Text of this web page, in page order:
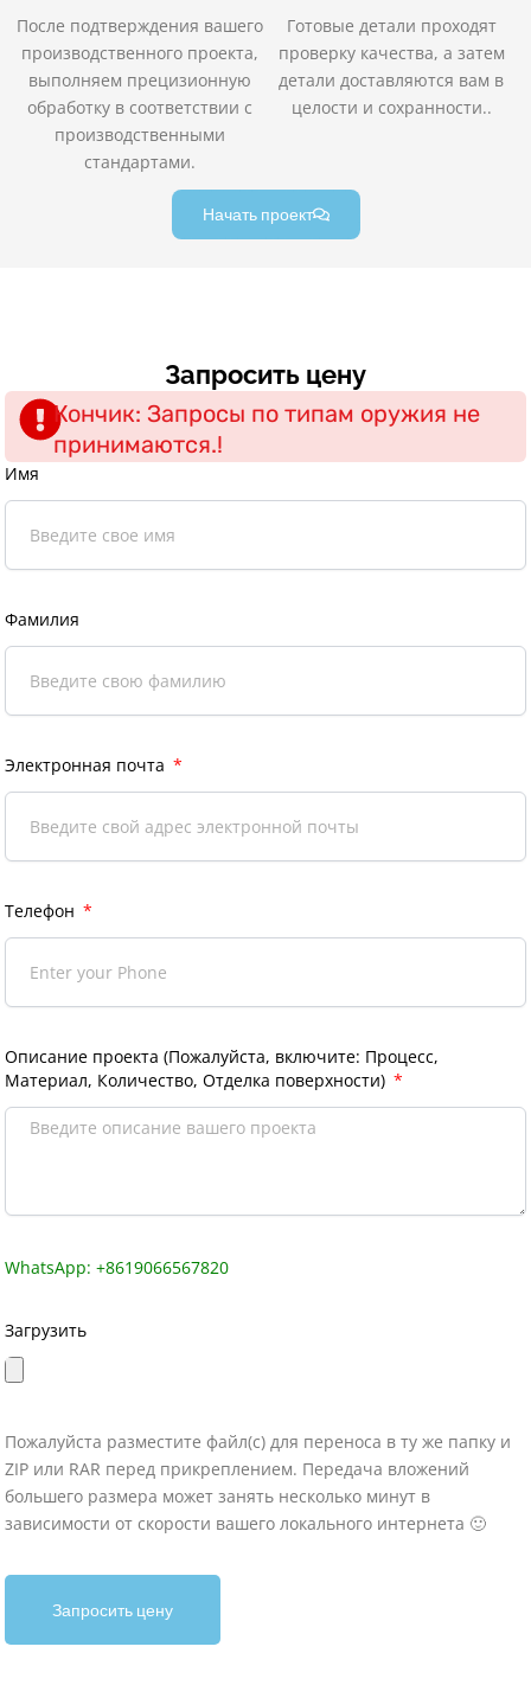
После подтверждения вашего
производственного проекта,
выполняем прецизионную
обработку в соответствии с
производственными
стандартами.
Готовые детали проходят
проверку качества, а затем
детали доставляются вам в
целости и сохранности..
Начать проект
Запросить цену
Кончик: Запросы по типам оружия не
принимаются.!
Имя
Фамилия
Электронная почта
Телефон
Описание проекта (Пожалуйста, включите: Процесс,
Материал, Количество, Отделка поверхности)
WhatsApp: +8619066567820
Загрузить
Пожалуйста разместите файл(с) для переноса в ту же папку и
ZIP или RAR перед прикреплением. Передача вложений
большего размера может занять несколько минут в
зависимости от скорости вашего локального интернета 🙂
Запросить цену